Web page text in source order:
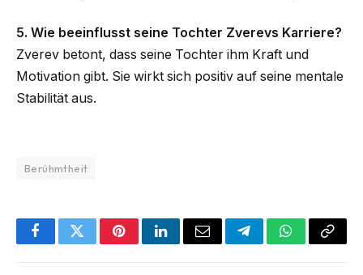
5. Wie beeinflusst seine Tochter Zverevs Karriere?
Zverev betont, dass seine Tochter ihm Kraft und
Motivation gibt. Sie wirkt sich positiv auf seine mentale
Stabilität aus.
Berühmtheit
FacebookTwitterPinterestLinkedInEmail TelegramWhatsApp
Copy